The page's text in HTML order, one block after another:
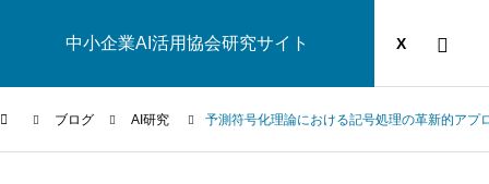
中小企業AI活用協会研究サイト
運営団体 YOUTUBE X
ブログ AI研究 予測符号化理論における記号処理の革新的ア